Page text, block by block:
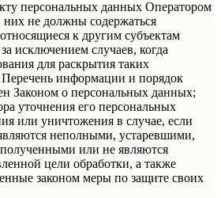
персональных данных Оператором
не должны содержаться
к другим субъектам
исключением случаев, когда
для раскрытия таких
информации и порядок
Законом о персональных данных;
уточнения его персональных
или уничтожения в случае, если
неполными, устаревшими,
или не являются
цели обработки, а также
законом меры по защите своих